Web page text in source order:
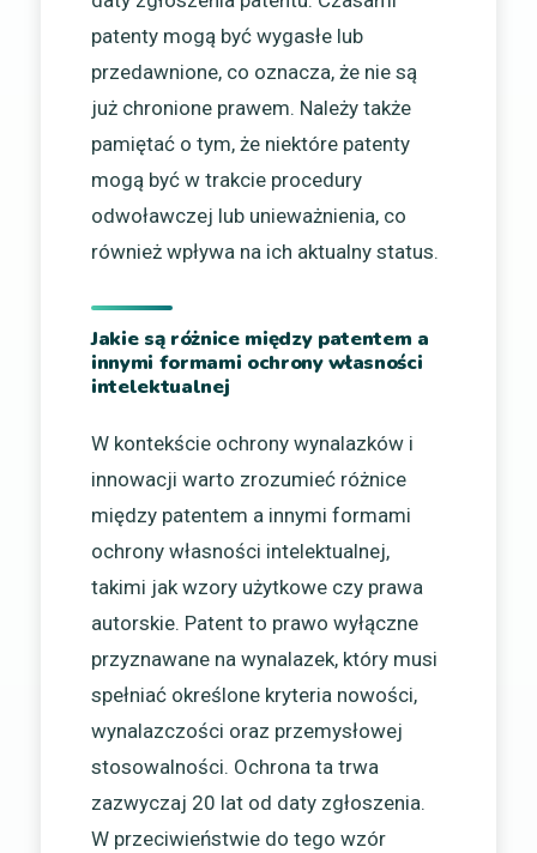
patenty mogą być wygasłe lub
przedawnione, co oznacza, że nie są
już chronione prawem. Należy także
pamiętać o tym, że niektóre patenty
mogą być w trakcie procedury
odwoławczej lub unieważnienia, co
również wpływa na ich aktualny status.
Jakie są różnice między patentem a
innymi formami ochrony własności
intelektualnej
W kontekście ochrony wynalazków i
innowacji warto zrozumieć różnice
między patentem a innymi formami
ochrony własności intelektualnej,
takimi jak wzory użytkowe czy prawa
autorskie. Patent to prawo wyłączne
przyznawane na wynalazek, który musi
spełniać określone kryteria nowości,
wynalazczości oraz przemysłowej
stosowalności. Ochrona ta trwa
zazwyczaj 20 lat od daty zgłoszenia.
W przeciwieństwie do tego wzór